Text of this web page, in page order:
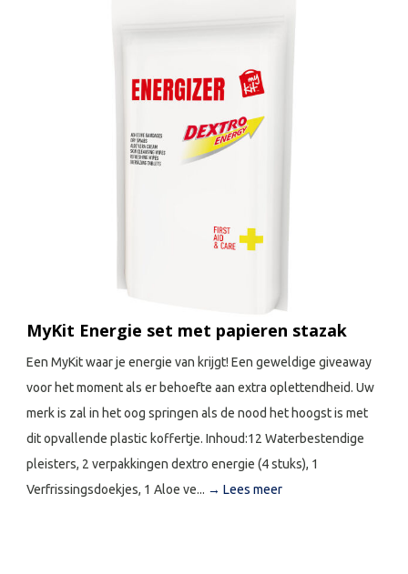
MyKit Energie set met papieren stazak
Een MyKit waar je energie van krijgt! Een geweldige giveaway
voor het moment als er behoefte aan extra oplettendheid. Uw
merk is zal in het oog springen als de nood het hoogst is met
dit opvallende plastic koffertje. Inhoud:12 Waterbestendige
pleisters, 2 verpakkingen dextro energie (4 stuks), 1
Verfrissingsdoekjes, 1 Aloe ve... → Lees meer